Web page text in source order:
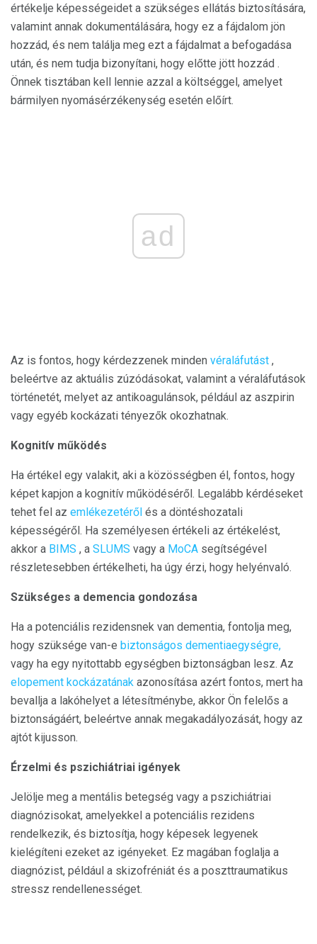
értékelje képességeidet a szükséges ellátás biztosítására,
valamint annak dokumentálására, hogy ez a fájdalom jön
hozzád, és nem találja meg ezt a fájdalmat a befogadása
után, és nem tudja bizonyítani, hogy előtte jött hozzád .
Önnek tisztában kell lennie azzal a költséggel, amelyet
bármilyen nyomásérzékenység esetén előírt.
ad
Az is fontos, hogy kérdezzenek minden véraláfutást ,
beleértve az aktuális zúzódásokat, valamint a véraláfutások
történetét, melyet az antikoagulánsok, például az aszpirin
vagy egyéb kockázati tényezők okozhatnak.
Kognitív működés
Ha értékel egy valakit, aki a közösségben él, fontos, hogy
képet kapjon a kognitív működéséről. Legalább kérdéseket
tehet fel az emlékezetéről és a döntéshozatali
képességéről. Ha személyesen értékeli az értékelést,
akkor a BIMS , a SLUMS vagy a MoCA segítségével
részletesebben értékelheti, ha úgy érzi, hogy helyénvaló.
Szükséges a demencia gondozása
Ha a potenciális rezidensnek van dementia, fontolja meg,
hogy szüksége van-e biztonságos dementiaegységre,
vagy ha egy nyitottabb egységben biztonságban lesz. Az
elopement kockázatának azonosítása azért fontos, mert ha
bevallja a lakóhelyet a létesítménybe, akkor Ön felelős a
biztonságáért, beleértve annak megakadályozását, hogy az
ajtót kijusson.
Érzelmi és pszichiátriai igények
Jelölje meg a mentális betegség vagy a pszichiátriai
diagnózisokat, amelyekkel a potenciális rezidens
rendelkezik, és biztosítja, hogy képesek legyenek
kielégíteni ezeket az igényeket. Ez magában foglalja a
diagnózist, például a skizofréniát és a poszttraumatikus
stressz rendellenességet.